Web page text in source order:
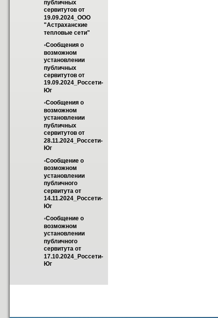
публичных
сервитутов от
19.09.2024_ООО
"Астраханские
тепловые сети"
◦Cообщения о
возможном
установлении
публичных
сервитутов от
19.09.2024_Россети-
Юг
◦Cообщения о
возможном
установлении
публичных
сервитутов от
28.11.2024_Россети-
Юг
◦Сообщение о
возможном
установлении
публичного
сервитута от
14.11.2024_Россети-
Юг
◦Сообщение о
возможном
установлении
публичного
сервитута от
17.10.2024_Россети-
Юг